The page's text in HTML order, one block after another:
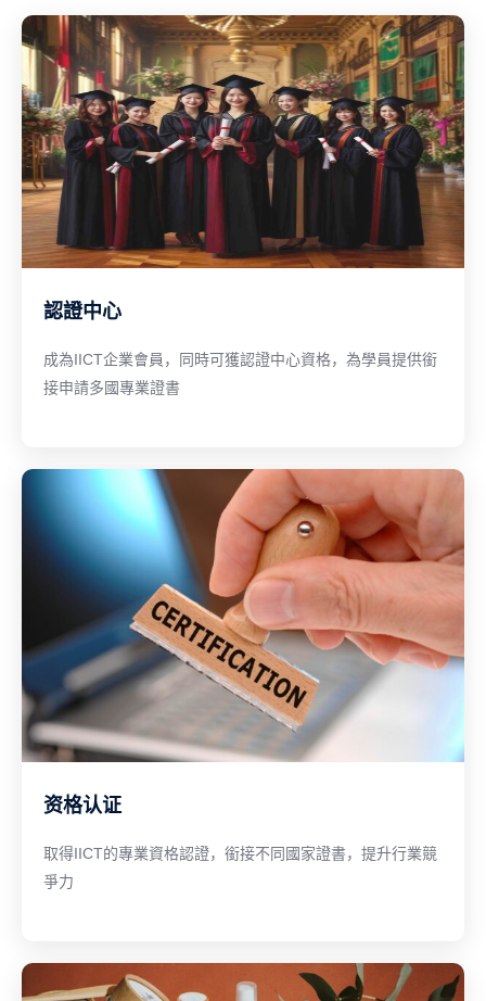
認證中心
成為IICT企業會員，同時可獲認證中心資格，為學員提供銜
接申請多國專業證書
资格认证
取得IICT的專業資格認證，銜接不同國家證書，提升行業競
爭力